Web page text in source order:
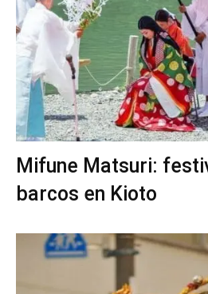
Mifune Matsuri:
barcos en Kioto